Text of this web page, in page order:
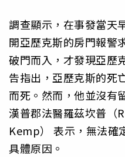
調查顯示，在事發當天
開亞歷克斯的房門報警
破門而入，才發現亞歷
告指出，亞歷克斯的死
而死。然而，他並沒有
漢普郡法醫羅茲坎普（
Kemp） 表示，無法確
具體原因。